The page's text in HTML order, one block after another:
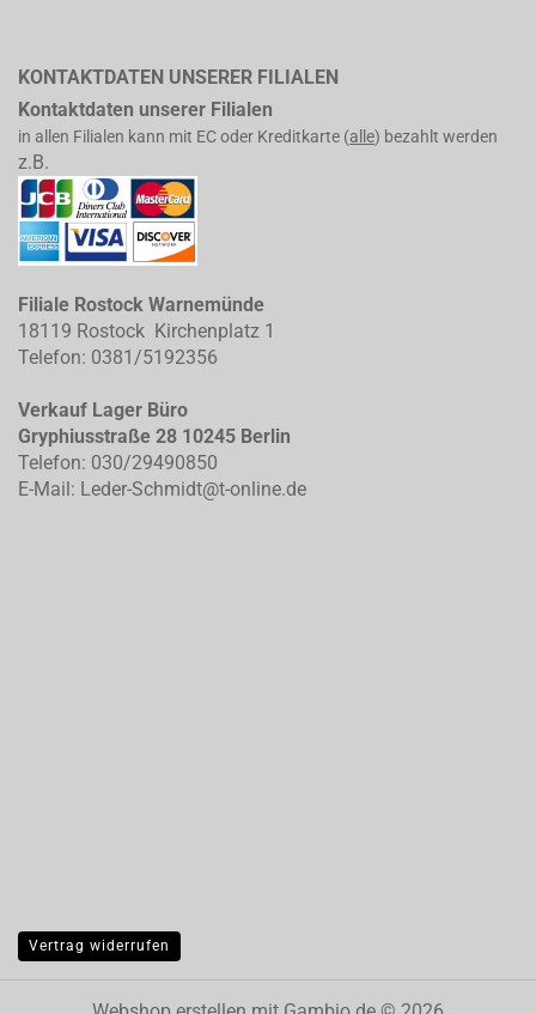
KONTAKTDATEN UNSERER FILIALEN
Kontaktdaten unserer Filialen
in allen Filialen kann mit EC oder Kreditkarte (alle) bezahlt werden
z.B.
Filiale Rostock Warnemünde
18119 Rostock Kirchenplatz 1
Telefon: 0381/5192356
Verkauf Lager Büro
Gryphiusstraße 28 10245 Berlin
Telefon: 030/29490850
E-Mail: Leder-Schmidt@t-online.de
Vertrag widerrufen